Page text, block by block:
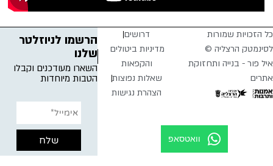
כל הזכויות שמורות
לסינמטק הרצליה ©
איל פור - בנייה ותחזוקת
אתרים
דרושים
מדיניות ביטולים
והקפאות
שאלות נפוצות
הצהרת נגישות
הרשמו לניוזלטר
שלנו
השארו מעודכנים וקבלו
הטבות מיוחדות
וואטסאפ